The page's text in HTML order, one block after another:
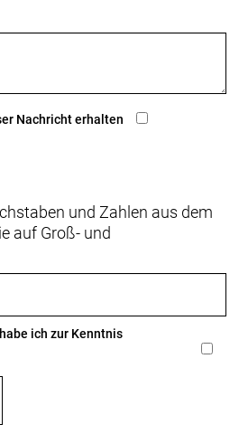
Pro 51, OCLV Carbon,
12 mm Steckachse
OCLV Carbon, Tubeless-
Freilauf, 142 x 12 mm
Nachricht erhalten
und Zahlen aus dem
auf Groß- und
habe ich zur Kenntnis